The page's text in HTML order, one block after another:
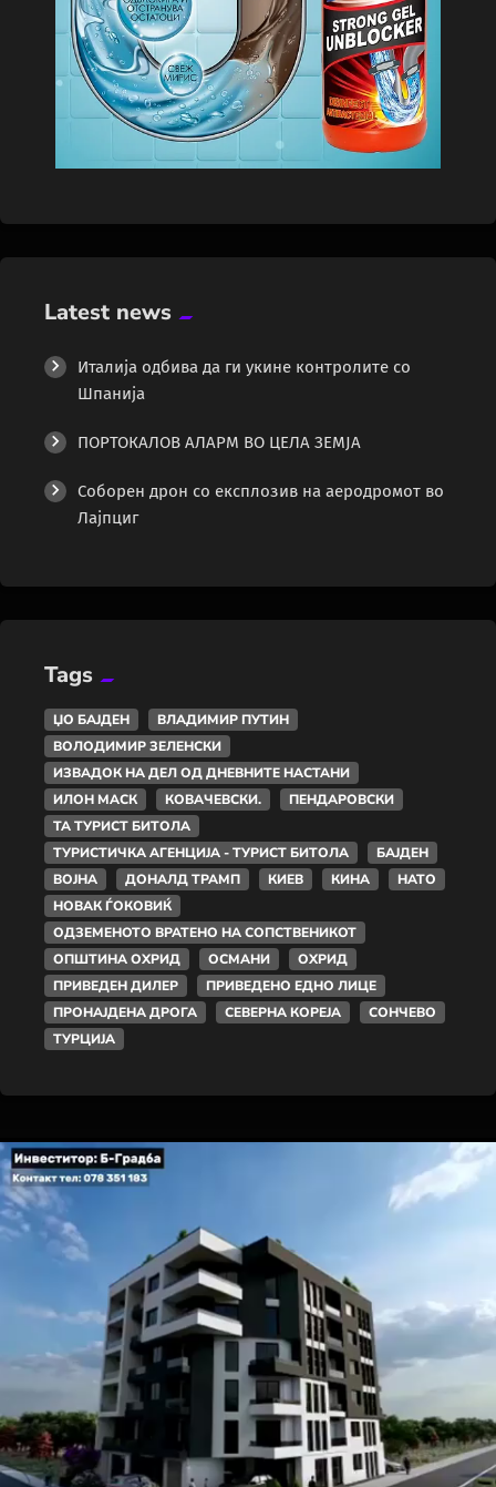
Latest news
Италија одбива да ги укине контролите со
Шпанија
ПОРТОКАЛОВ АЛАРМ ВО ЦЕЛА ЗЕМЈА
Соборен дрон со експлозив на аеродромот во
Лајпциг
Tags
ЏО БАЈДЕН
ВЛАДИМИР ПУТИН
ВОЛОДИМИР ЗЕЛЕНСКИ
ИЗВАДОК НА ДЕЛ ОД ДНЕВНИТЕ НАСТАНИ
ИЛОН МАСК
КОВАЧЕВСКИ.
ПЕНДАРОВСКИ
ТА ТУРИСТ БИТОЛА
ТУРИСТИЧКА АГЕНЦИЈА - ТУРИСТ БИТОЛА
БАЈДЕН
ВОЈНА
ДОНАЛД ТРАМП КИЕВ КИНА
НАТО
НОВАК ЃОКОВИЌ
ОДЗЕМЕНОТО ВРАТЕНО НА СОПСТВЕНИКОТ
ОПШТИНА ОХРИД
ОСМАНИ
ОХРИД
ПРИВЕДЕН ДИЛЕР
ПРИВЕДЕНО ЕДНО ЛИЦЕ
ПРОНАЈДЕНА ДРОГА
СЕВЕРНА КОРЕЈА
СОНЧЕВО
ТУРЦИЈА